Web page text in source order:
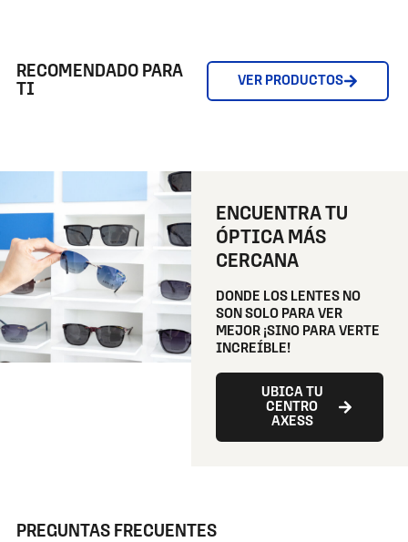
RECOMENDADO PARA
TI
VER PRODUCTOS
ENCUENTRA TU
ÓPTICA MÁS
CERCANA
DONDE LOS LENTES NO
SON SOLO PARA VER
MEJOR ¡SINO PARA VERTE
INCREÍBLE!
UBICA TU
CENTRO
AXESS
PREGUNTAS FRECUENTES